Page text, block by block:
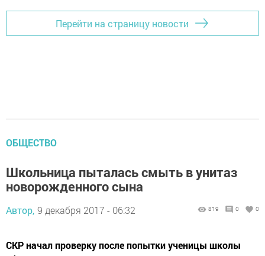
Перейти на страницу новости
ОБЩЕСТВО
Школьница пыталась смыть в унитаз
новорожденного сына
Автор, 9 декабря 2017 - 06:32 819 0 0
СКР начал проверку после попытки ученицы школы